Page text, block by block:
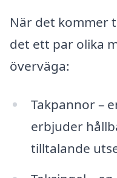
När det kommer
det ett par olika
överväga:
Takpannor –
erbjuder
tilltalande